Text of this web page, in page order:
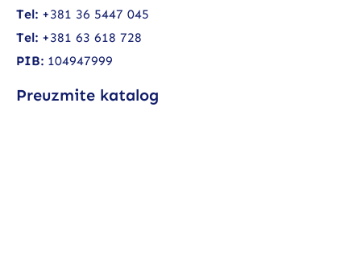
Tel: +381 36 5447 045
Tel: +381 63 618 728
PIB: 104947999
Preuzmite katalog